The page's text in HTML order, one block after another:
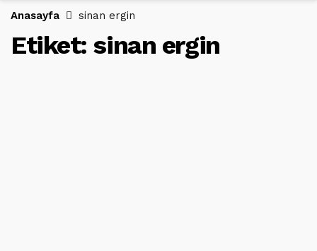
Anasayfa sinan ergin
Etiket: sinan ergin